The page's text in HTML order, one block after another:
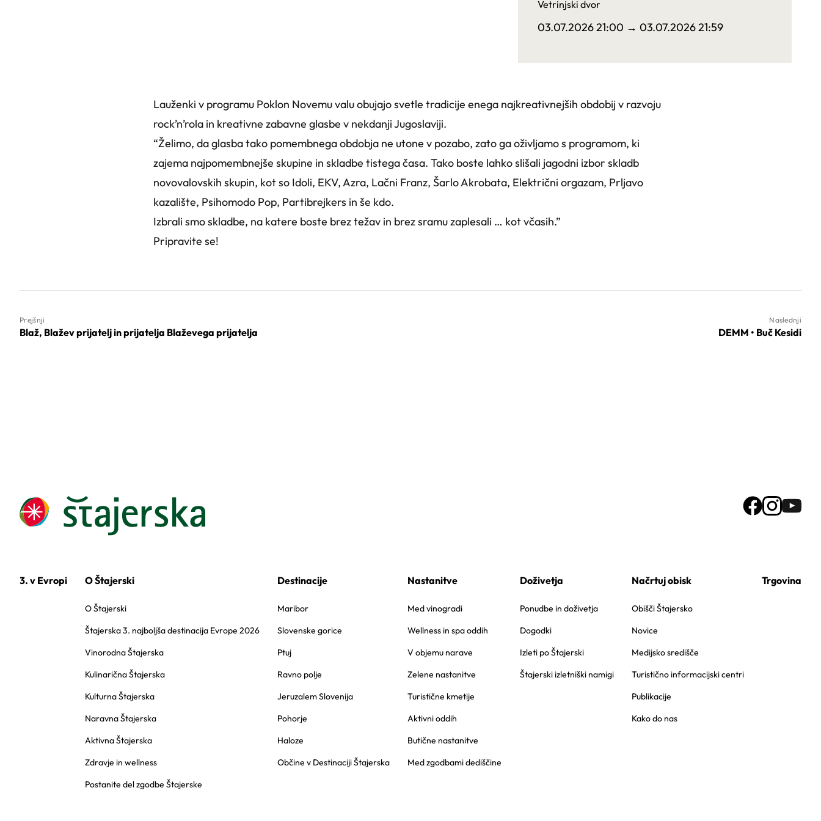
Vetrinjski dvor
03.07.2026 21:00 → 03.07.2026 21:59
Lauženki v programu Poklon Novemu valu obujajo svetle tradicije enega najkreativnejših obdobij v razvoju
rock’n’rola in kreativne zabavne glasbe v nekdanji Jugoslaviji.
“Želimo, da glasba tako pomembnega obdobja ne utone v pozabo, zato ga oživljamo s programom, ki
zajema najpomembnejše skupine in skladbe tistega časa. Tako boste lahko slišali jagodni izbor skladb
novovalovskih skupin, kot so Idoli, EKV, Azra, Lačni Franz, Šarlo Akrobata, Električni orgazam, Prljavo
kazalište, Psihomodo Pop, Partibrejkers in še kdo.
Izbrali smo skladbe, na katere boste brez težav in brez sramu zaplesali … kot včasih.”
Pripravite se!
Prejšnji
Blaž, Blažev prijatelj in prijatelja Blaževega prijatelja
Naslednji
DEMM • Buč Kesidi
3. v Evropi O Štajerski
O Štajerski
Štajerska 3. najboljša destinacija Evrope 2026
Vinorodna Štajerska
Kulinarična Štajerska
Kulturna Štajerska
Naravna Štajerska
Aktivna Štajerska
Zdravje in wellness
Postanite del zgodbe Štajerske
Destinacije
Maribor
Slovenske gorice
Ptuj
Ravno polje
Jeruzalem Slovenija
Pohorje
Haloze
Občine v Destinaciji Štajerska
Nastanitve
Med vinogradi
Wellness in spa oddih
V objemu narave
Zelene nastanitve
Turistične kmetije
Aktivni oddih
Butične nastanitve
Med zgodbami dediščine
Doživetja
Ponudbe in doživetja
Dogodki
Izleti po Štajerski
Štajerski izletniški namigi
Načrtuj obisk
Obišči Štajersko
Novice
Medijsko središče
Turistično informacijski centri
Publikacije
Kako do nas
Trgovina